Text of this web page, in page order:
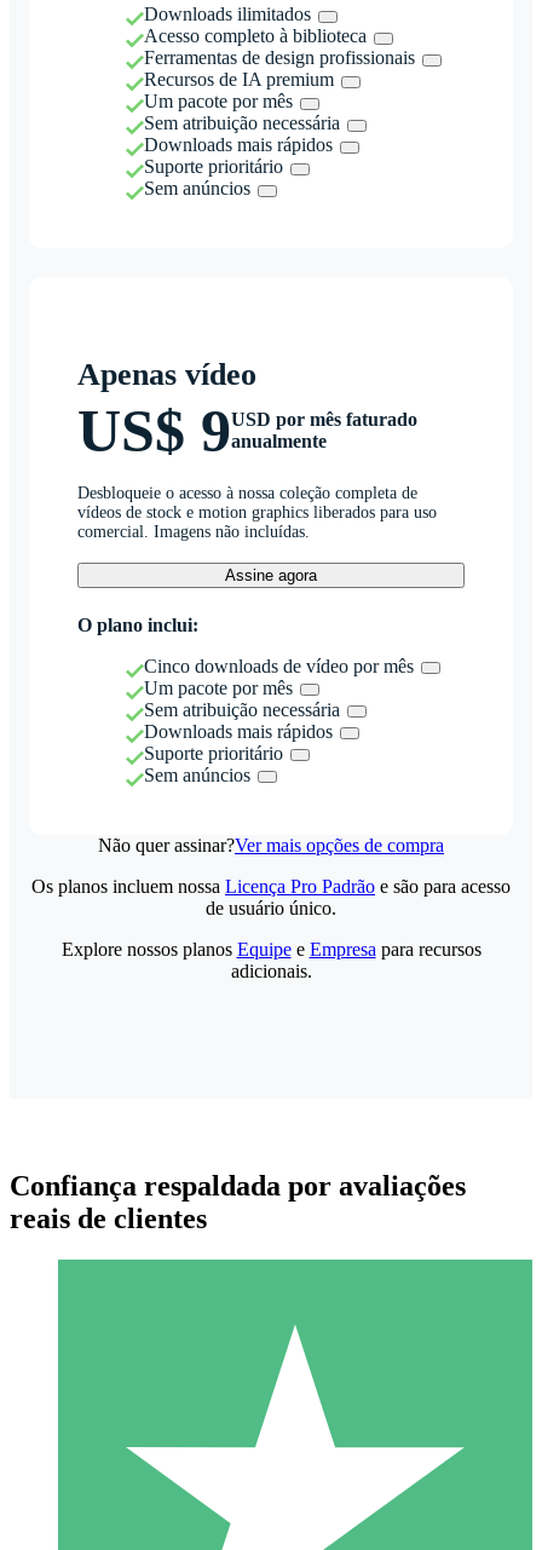
Downloads ilimitados
Acesso completo à biblioteca
Ferramentas de design profissionais
Recursos de IA premium
Um pacote por mês
Sem atribuição necessária
Downloads mais rápidos
Suporte prioritário
Sem anúncios
Apenas vídeo
US$ 9USD por mês faturado
anualmente
Desbloqueie o acesso à nossa coleção completa de
vídeos de stock e motion graphics liberados para uso
comercial. Imagens não incluídas.
Assine agora
O plano inclui:
Cinco downloads de vídeo por mês
Um pacote por mês
Sem atribuição necessária
Downloads mais rápidos
Suporte prioritário
Sem anúncios
Não quer assinar?Ver mais opções de compra
Pacotes de Créditos Individuais
Pague conforme o uso com créditos de download. Sem
Os planos incluem nossa Licença Pro Padrão e são para acesso
de usuário único.
Explore nossos planos Equipee Empresa para recursos
adicionais.
Confiança respaldada por avaliações
reais de clientes